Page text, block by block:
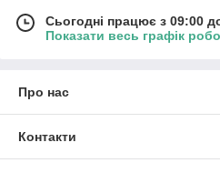
Сьогодні працює з 09:00
Показати весь графік
Про нас
Контакти